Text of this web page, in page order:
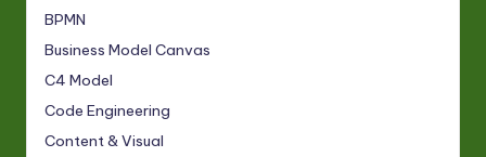
BPMN
Business Model Canvas
C4 Model
Code Engineering
Content & Visual